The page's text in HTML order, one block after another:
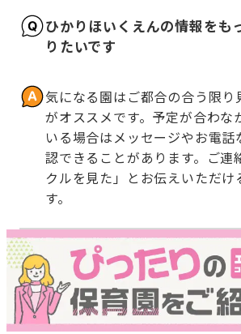
ひかりほいくえんの情報をも
りたいです
気になる園はご都合の合う限り
がオススメです。予定が合わな
いる場合はメッセージやお電
認できることがあります。ご連
クルを見た」とお伝えいただけ
す。